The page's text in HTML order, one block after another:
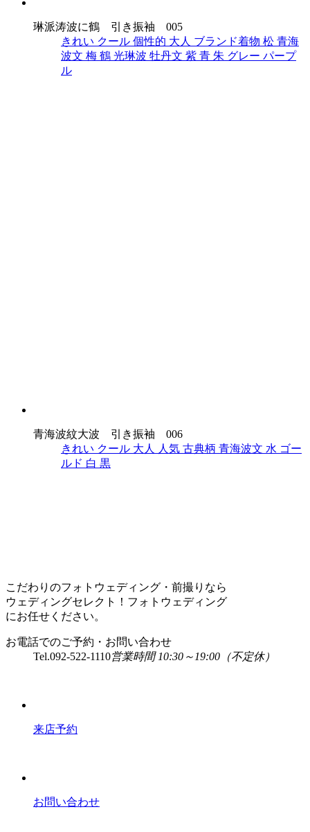
琳派涛波に鶴 引き振袖 005
きれい クール 個性的 大人 ブランド着物 松 青海
波文 梅 鶴 光琳波 牡丹文 紫 青 朱 グレー パープ
ル
青海波紋大波 引き振袖 006
きれい クール 大人 人気 古典柄 青海波文 水 ゴー
ルド 白 黒
こだわりのフォトウェディング・前撮りなら
ウェディングセレクト！フォトウェディング
にお任せください。
お電話でのご予約・お問い合わせ
Tel.092-522-1110営業時間 10:30～19:00（不定休）
来店予約
お問い合わせ